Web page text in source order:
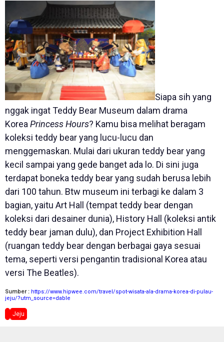
Siapa sih yang
nggak ingat Teddy Bear Museum dalam drama
Korea Princess Hours? Kamu bisa melihat beragam
koleksi teddy bear yang lucu-lucu dan
menggemaskan. Mulai dari ukuran teddy bear yang
kecil sampai yang gede banget ada lo. Di sini juga
terdapat boneka teddy bear yang sudah berusa lebih
dari 100 tahun. Btw museum ini terbagi ke dalam 3
bagian, yaitu Art Hall (tempat teddy bear dengan
koleksi dari desainer dunia), History Hall (koleksi antik
teddy bear jaman dulu), dan Project Exhibition Hall
(ruangan teddy bear dengan berbagai gaya sesuai
tema, seperti versi pengantin tradisional Korea atau
versi The Beatles).
Sumber : https://www.hipwee.com/travel/spot-wisata-ala-drama-korea-di-pulau-
jeju/?utm_source=dable
Jeju